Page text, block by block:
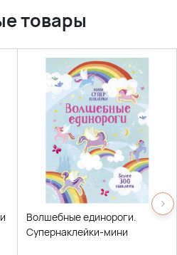
товары
Волшебные единороги.
Супернаклейки-мини